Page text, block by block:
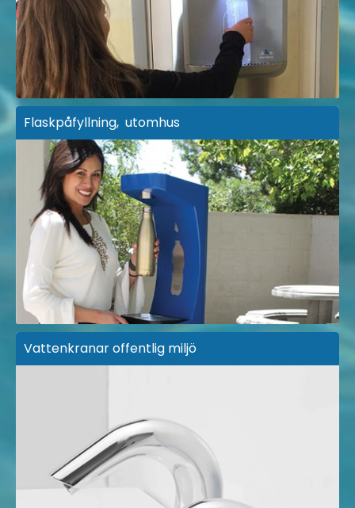
Flaskpåfyllning, utomhus
Vattenkranar offentlig miljö